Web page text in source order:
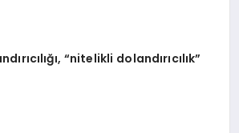
ırıcılığı, “nitelikli dolandırıcılık”